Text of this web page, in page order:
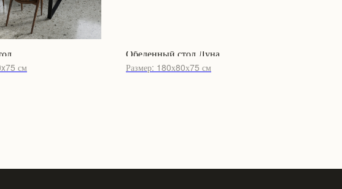
см
Обеденный стол Луна
Размер: 180х80х75 см